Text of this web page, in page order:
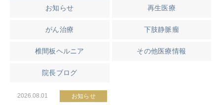
お知らせ 再生医療
がん治療 下肢静脈瘤
椎間板ヘルニア その他医療情報
院長ブログ
2026.08.01 お知らせ